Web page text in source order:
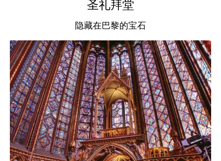
圣礼拜堂
隐藏在巴黎的宝石